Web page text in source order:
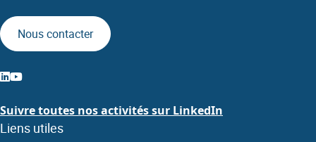
Nous contacter
Suivre toutes nos activités sur LinkedIn
Liens utiles